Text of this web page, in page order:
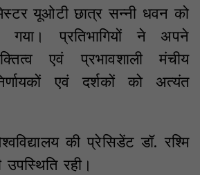
यूओटी छात्र सन्नी धवन को
प्रतिभागियों ने अपने
एवं प्रभावशाली मंचीय
एवं दर्शकों को अत्यंत
की प्रेसिडेंट डॉ. रश्मि
रही।